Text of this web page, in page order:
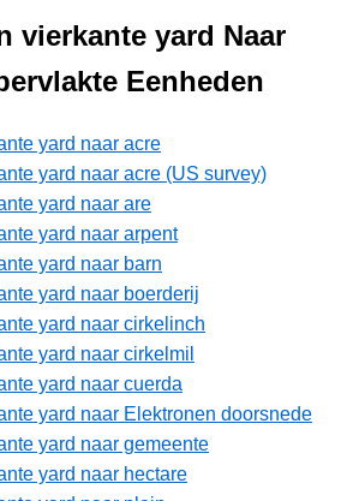
vierkante yard Naar
Eenheden
yard naar acre
yard naar acre (US survey)
yard naar are
yard naar arpent
yard naar barn
yard naar boerderij
yard naar cirkelinch
yard naar cirkelmil
yard naar cuerda
yard naar Elektronen doorsnede
yard naar gemeente
yard naar hectare